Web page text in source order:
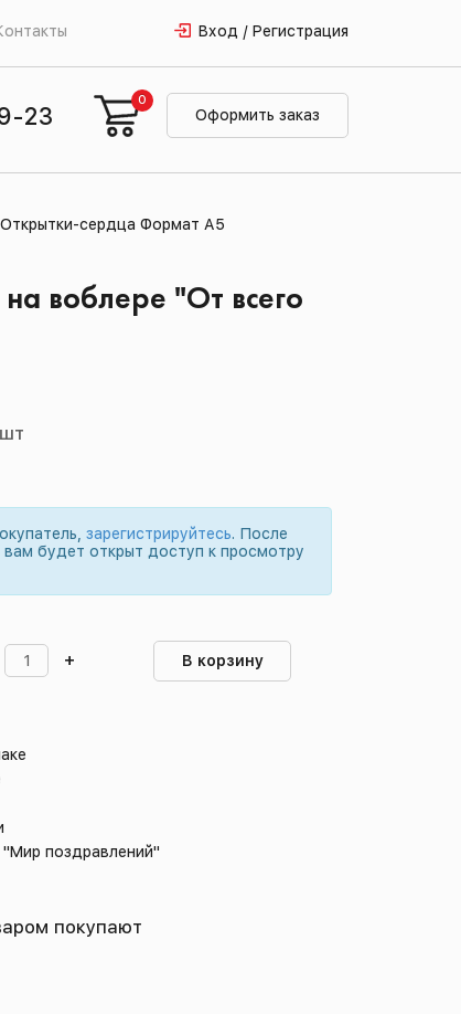
Вход / Регистрация
23 Оформить заказ
0
Открытки-сердца Формат А5
воблере "От всего
зарегистрируйтесь. После
будет открыт доступ к просмотру
+ В корзину
поздравлений"
покупают